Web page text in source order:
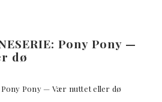
Pony Pony —
dø
Pony Pony — Vær nuttet eller dø